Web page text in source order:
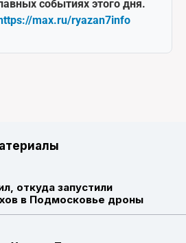
событиях этого дня.
https://max.ru/ryazan7info
откуда запустили
в Подмосковье дроны